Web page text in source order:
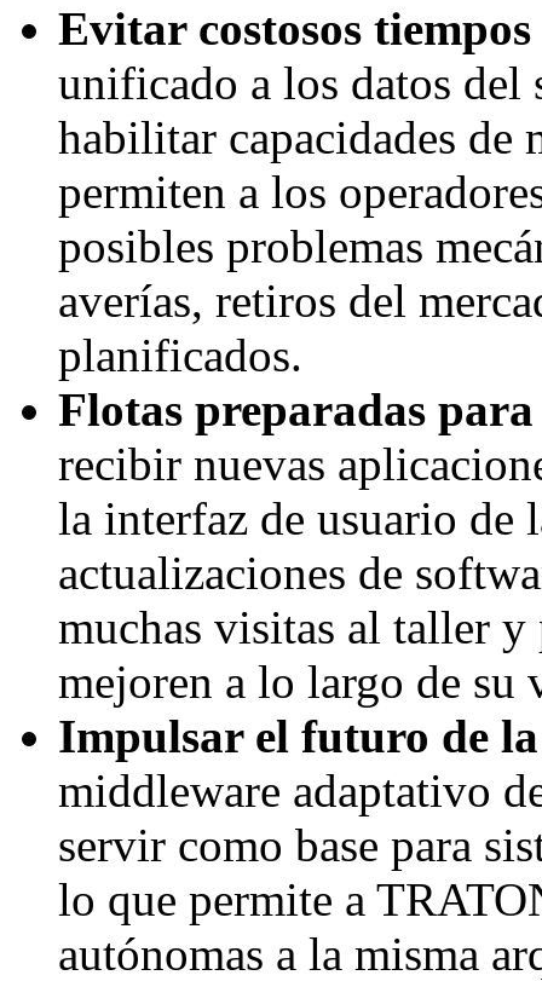
Evitar costosos
unificado a los datos del
habilitar capacidades
permiten a los
posibles problemas
averías, retiros del
planificados.
Flotas preparadas
recibir nuevas
la interfaz de usuario de
actualizaciones de
muchas visitas al taller
mejoren a lo largo de su
Impulsar el futuro de
middleware adaptativo
servir como base para
lo que permite a
autónomas a la misma